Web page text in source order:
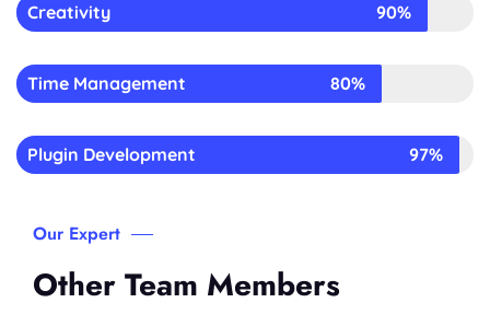
Creativity 90%
Time Management 80%
Plugin Development 97%
Our Expert
Other Team Members